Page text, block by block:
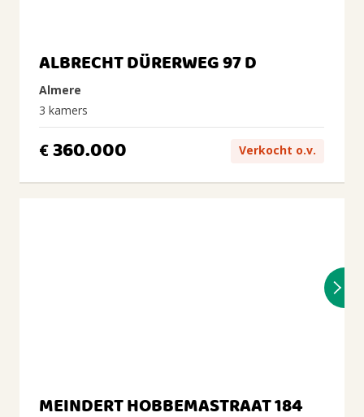
ALBRECHT DÜRERWEG 97 D
Almere
3 kamers
€360.000 Verkocht o.v.
MEINDERT HOBBEMASTRAAT 184